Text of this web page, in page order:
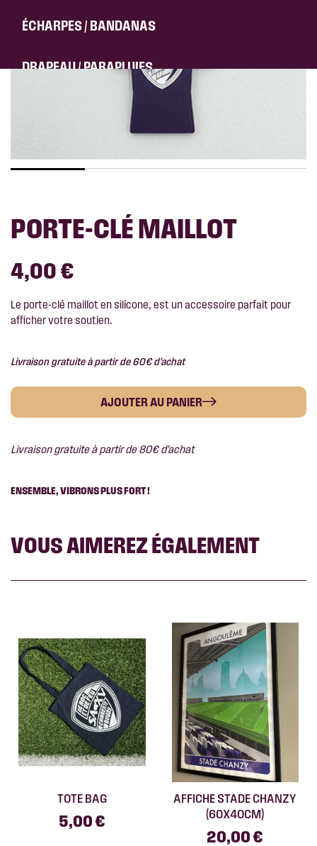
VESTE / MANTEAU
ÉCHARPES / BANDANAS
DRAPEAU / PARAPLUIES
DÉSTOCKAGE
PORTE-CLÉ MAILLOT
4,00 €
Le porte-clé maillot en silicone, est un accessoire parfait pour
afficher votre soutien.
Livraison gratuite à partir de 60€ d'achat
AJOUTER AU PANIER
Livraison gratuite à partir de 80€ d'achat
ENSEMBLE, VIBRONS PLUS FORT !
VOUS AIMEREZ ÉGALEMENT
TOTE BAG
5,00 €
AFFICHE STADE CHANZY
(60X40CM)
20,00 €